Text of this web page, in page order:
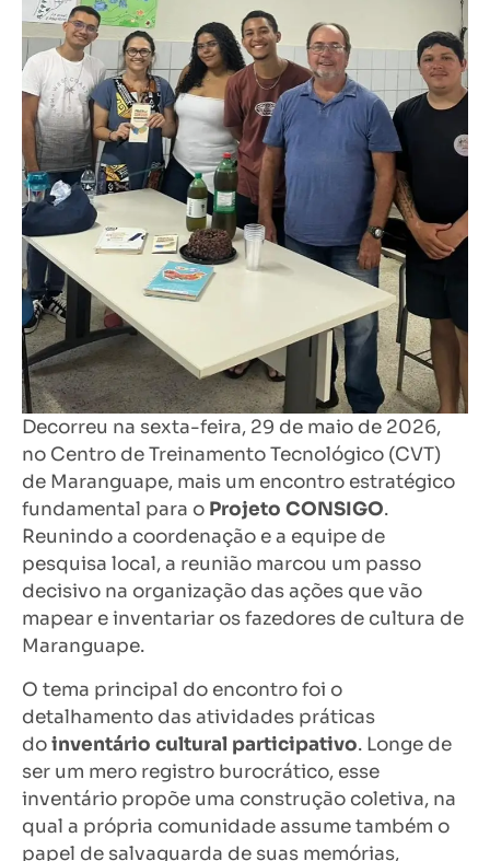
Decorreu na sexta-feira, 29 de maio de 2026,
no Centro de Treinamento Tecnológico (CVT)
de Maranguape, mais um encontro estratégico
fundamental para o Projeto CONSIGO.
Reunindo a coordenação e a equipe de
pesquisa local, a reunião marcou um passo
decisivo na organização das ações que vão
mapear e inventariar os fazedores de cultura de
Maranguape.
O tema principal do encontro foi o
detalhamento das atividades práticas
doinventário cultural participativo. Longe de
ser um mero registro burocrático, esse
inventário propõe uma construção coletiva, na
qual a própria comunidade assume também o
papel de salvaguarda de suas memórias,